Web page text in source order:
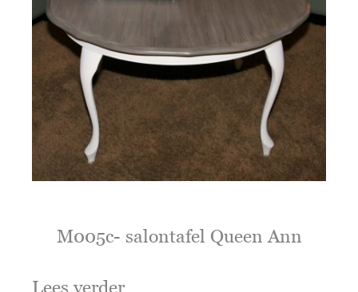
M005c- salontafel Queen Ann
Lees verder